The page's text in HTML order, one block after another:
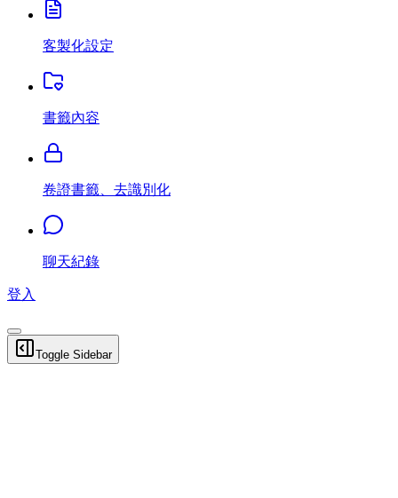
客製化設定
書籤內容
卷證書籤、去識別化
聊天紀錄
登入
Toggle Sidebar